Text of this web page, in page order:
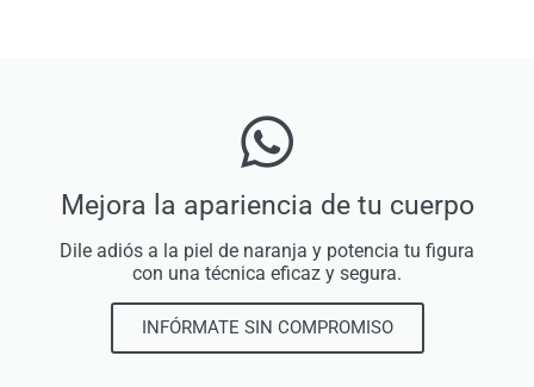
Mejora la apariencia de tu cuerpo
Dile adiós a la piel de naranja y potencia tu figura
con una técnica eficaz y segura.
INFÓRMATE SIN COMPROMISO